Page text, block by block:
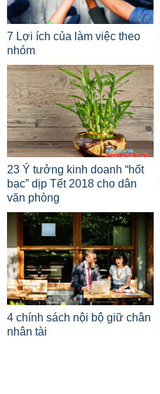
7 Lợi ích của làm việc theo
nhóm
23 Ý tưởng kinh doanh “hốt
bạc” dịp Tết 2018 cho dân
văn phòng
4 chính sách nội bộ giữ chân
nhân tài